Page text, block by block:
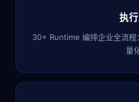
执
30+ Runtime 编排企业全流
量